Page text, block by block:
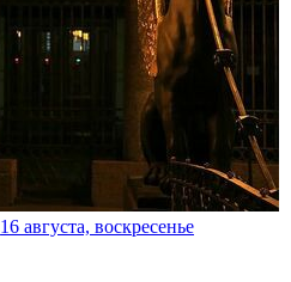
16 августа, воскресенье